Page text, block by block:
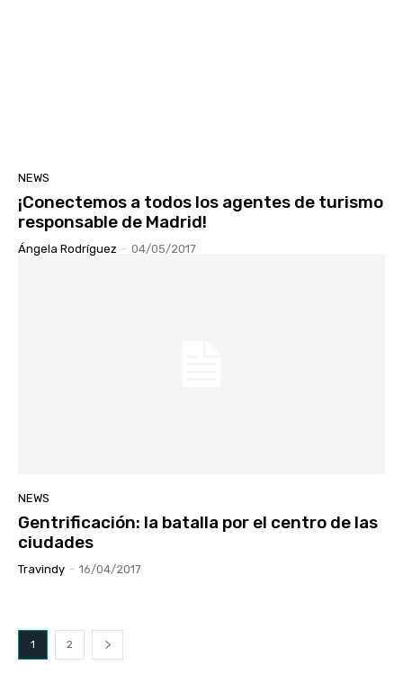
NEWS
¡Conectemos a todos los agentes de turismo
responsable de Madrid!
Ángela Rodríguez - 04/05/2017
NEWS
Gentrificación: la batalla por el centro de las
ciudades
Travindy - 16/04/2017
1 2